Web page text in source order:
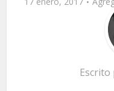
Escrito